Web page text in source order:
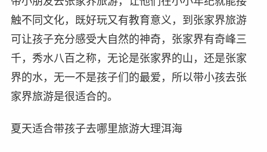
触不同文化，既好玩又有教育意义，到张家界旅游
可让孩子充分感受大自然的神奇，张家界有奇峰三
千，秀水八百之称，无论是张家界的山，还是张家
界的水，无一不是孩子们的最爱，所以带小孩去张
家界旅游是很适合的。
夏天适合带孩子去哪里旅游大理洱海